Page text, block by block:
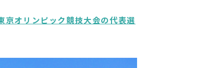
京オリンピック競技大会の代表選